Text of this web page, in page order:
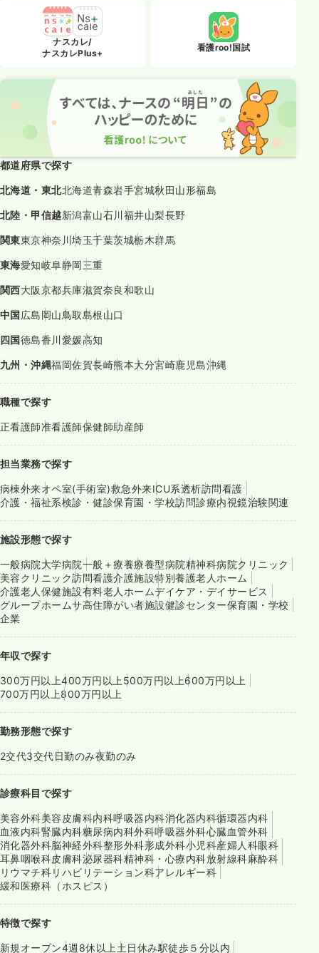
ナスカレ/
ナスカレPlus+
看護roo!国試
都道府県で探す
北海道・東北北海道青森岩手宮城秋田山形福島
北陸・甲信越新潟富山石川福井山梨長野
関東東京神奈川埼玉千葉茨城栃木群馬
東海愛知岐阜静岡三重
関西大阪京都兵庫滋賀奈良和歌山
中国広島岡山鳥取島根山口
四国徳島香川愛媛高知
九州・沖縄福岡佐賀長崎熊本大分宮崎鹿児島沖縄
職種で探す
正看護師准看護師保健師助産師
担当業務で探す
病棟外来オペ室(手術室)救急外来ICU系透析訪問看護
介護・福祉系検診・健診保育園・学校訪問診療内視鏡治験関連
施設形態で探す
一般病院大学病院一般＋療養療養型病院精神科病院クリニック
美容クリニック訪問看護介護施設特別養護老人ホーム
介護老人保健施設有料老人ホームデイケア・デイサービス
グループホームサ高住障がい者施設健診センター保育園・学校
企業
年収で探す
300万円以上400万円以上 500万円以上600万円以上
700万円以上800万円以上
勤務形態で探す
2交代3交代日勤のみ夜勤のみ
診療科目で探す
美容外科美容皮膚科内科呼吸器内科消化器内科循環器内科
血液内科腎臓内科糖尿病内科外科呼吸器外科心臓血管外科
消化器外科脳神経外科整形外科形成外科小児科産婦人科眼科
耳鼻咽喉科皮膚科泌尿器科精神科・心療内科放射線科麻酔科
リウマチ科リハビリテーション科アレルギー科
緩和医療科（ホスピス）
特徴で探す
新規オープン4週8休以上 土日休み駅徒歩５分以内